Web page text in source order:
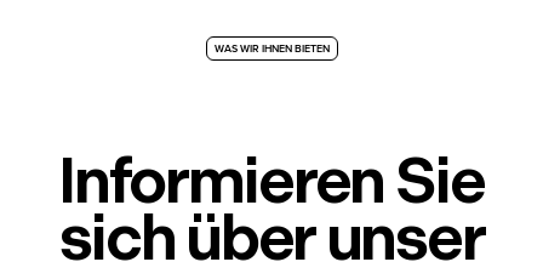
WAS WIR IHNEN BIETEN
Informieren Sie
sich über unser